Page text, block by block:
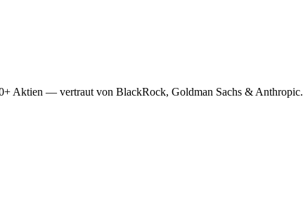
Aktien — vertraut von BlackRock, Goldman Sachs & Anthropic.